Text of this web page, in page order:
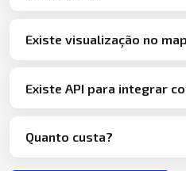
Existe visualização no
Existe API para integrar
Quanto custa?